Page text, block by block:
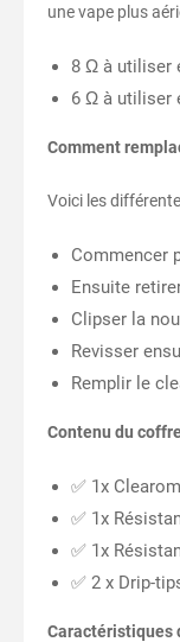
une vape plus
8 Ω à utiliser
6 Ω à utiliser
Comment
Voici les
Commencer
Ensuite
Clipser la
Revisser
Remplir le
Contenu du
✅ 1x
✅ 1x
✅ 1x
✅ 2 x Drip-
Caractéristiques